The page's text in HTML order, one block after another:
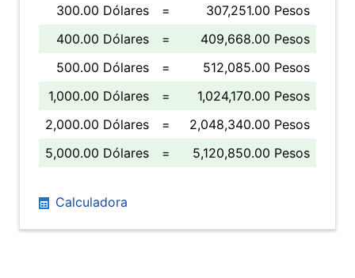
300.00 Dólares
=
307,251.00 Pesos
400.00 Dólares
=
409,668.00 Pesos
500.00 Dólares
=
512,085.00 Pesos
1,000.00 Dólares
=
1,024,170.00 Pesos
2,000.00 Dólares
=
2,048,340.00 Pesos
5,000.00 Dólares
= 5,120,850.00 Pesos
Calculadora